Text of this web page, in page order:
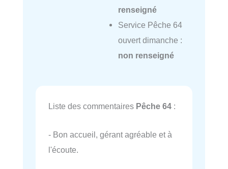
renseigné
Service Pêche 64
ouvert dimanche :
non renseigné
Liste des commentaires Pêche 64 :
- Bon accueil, gérant agréable et à
l'écoute.